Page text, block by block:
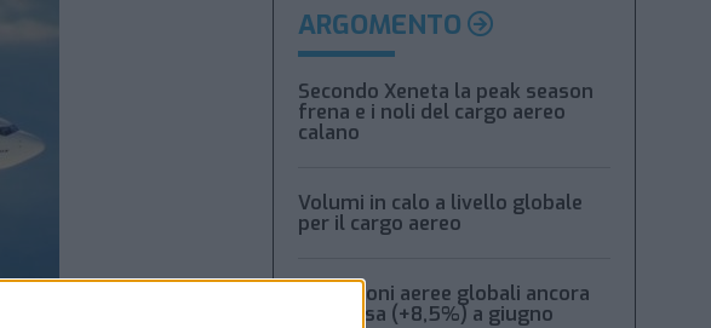
ARGOMENTO
Secondo Xeneta la peak season
frena e i noli del cargo aereo
calano
Volumi in calo a livello globale
per il cargo aereo
Spedizioni aeree globali ancora
in ripresa (+8,5%) a giugno